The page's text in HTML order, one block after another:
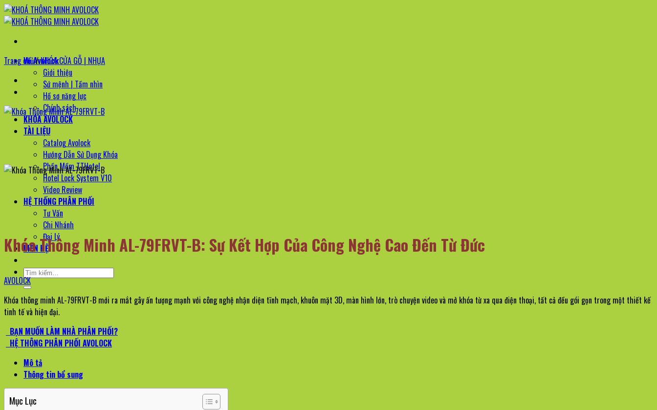
Bỏ
qua
dung
Về Avolock
Giới thiệu
Sứ mệnh | Tầm nhìn
Hồ sơ năng lực
Chính sách
KHÓA AVOLOCK
TÀI LIỆU
Catalog Avolock
Hướng Dẫn Sử Dụng Khóa
Phần Mềm TTHotel
Hotel Lock System V10
Video Review
HỆ THỐNG PHÂN PHỐI
Tư Vấn
Chi Nhánh
Đại Lý
LIÊN HỆ
Tìm
kiếm:
Trang chủ/KHÓA CỬA GỖ | NHỰA
Khóa Thông Minh AL-79FRVT-B: Sự Kết Hợp Của Công Nghệ Cao Đến Từ Đức
AVOLOCK
Khóa thông minh AL-79FRVT-B mới ra mắt gây ấn tượng mạnh với công nghệ nhận diện tĩnh mạch, khuôn mặt 3D, màn hình lớn, trò chuyện video và mở khóa từ xa qua điện thoại, tất cả đều gói gọn trong một thiết kế
tinh tế và hiện đại.
BẠN MUỐN LÀM NHÀ PHÂN PHỐI?
HỆ THÔNG PHÂN PHỐI AVOLOCK
Mô tả
Thông tin bổ sung
Mục Lục